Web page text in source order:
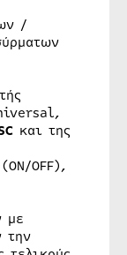
/
και της
OFF),
με
την